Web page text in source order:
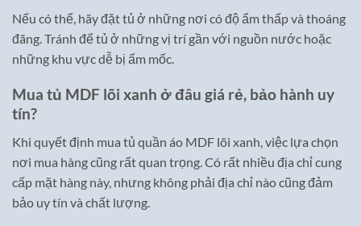
Nếu có thể, hãy đặt tủ ở những nơi có độ ẩm thấp và thoáng
đãng. Tránh để tủ ở những vị trí gần với nguồn nước hoặc
những khu vực dễ bị ẩm mốc.
Mua tủ MDF lõi xanh ở đâu giá rẻ, bảo hành uy
tín?
Khi quyết định mua tủ quần áo MDF lõi xanh, việc lựa chọn
nơi mua hàng cũng rất quan trọng. Có rất nhiều địa chỉ cung
cấp mặt hàng này, nhưng không phải địa chỉ nào cũng đảm
bảo uy tín và chất lượng.